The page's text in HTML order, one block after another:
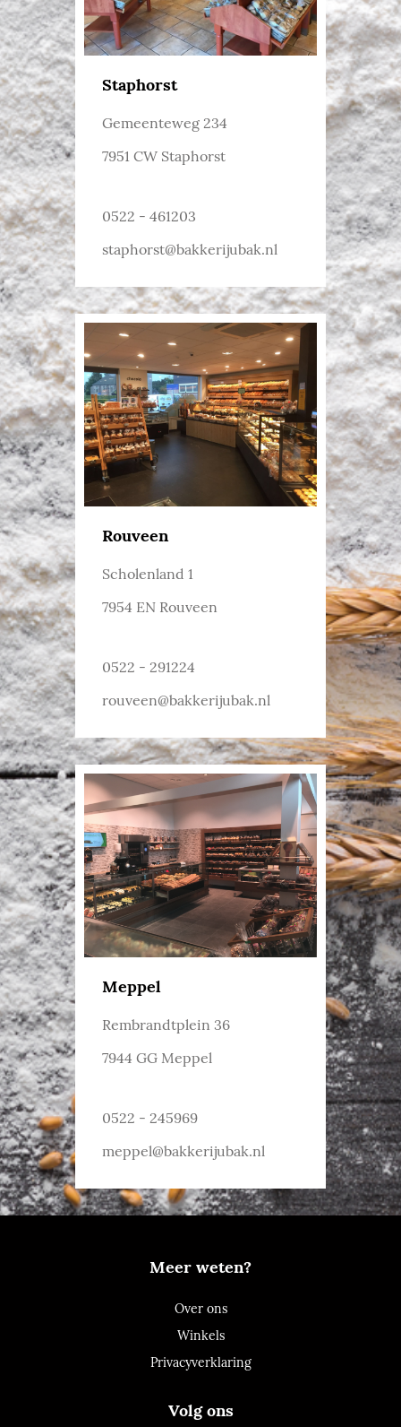
Staphorst
Gemeenteweg 234
7951 CW Staphorst
0522 - 461203
staphorst@bakkerijubak.nl
Rouveen
Scholenland 1
7954 EN Rouveen
0522 - 291224
rouveen@bakkerijubak.nl
Meppel
Rembrandtplein 36
7944 GG Meppel
0522 - 245969
meppel@bakkerijubak.nl
Meer weten?
Over ons
Winkels
Privacyverklaring
Volg ons